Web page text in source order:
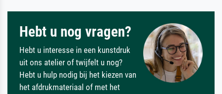
Hebt u nog vragen?
Hebt u interesse in een kunstdruk
uit ons atelier of twijfelt u nog?
Hebt u hulp nodig bij het kiezen van
het afdrukmateriaal of met het